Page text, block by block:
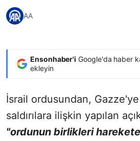
AA
Ensonhaber'i Google'da haber
ekleyin
İsrail ordusundan,
saldırılara ilişkin yapılan
"ordunun birlikleri